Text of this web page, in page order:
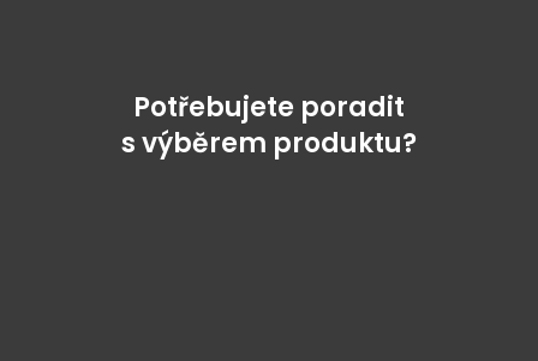
Potřebujete poradit
s výběrem produktu?